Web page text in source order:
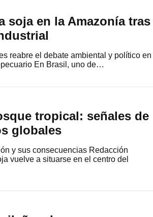
soja en la Amazonía tras
reabre el debate ambiental y político en
En Brasil, uno de…
tropical: señales de
globales
y sus consecuencias Redacción
vuelve a situarse en el centro del